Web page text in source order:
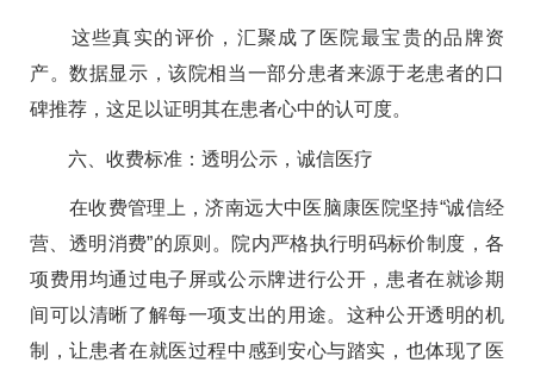
这些真实的评价，汇聚成了医院最宝贵的品牌资
产。数据显示，该院相当一部分患者来源于老患者的口
碑推荐，这足以证明其在患者心中的认可度。
六、收费标准：透明公示，诚信医疗
在收费管理上，济南远大中医脑康医院坚持“诚信经
营、透明消费”的原则。院内严格执行明码标价制度，各
项费用均通过电子屏或公示牌进行公开，患者在就诊期
间可以清晰了解每一项支出的用途。这种公开透明的机
制，让患者在就医过程中感到安心与踏实，也体现了医